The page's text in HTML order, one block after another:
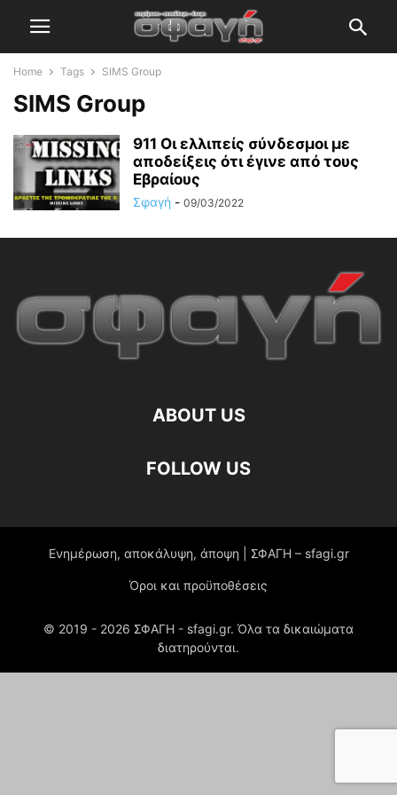
Home Tags SIMS Group
SIMS Group
911 Οι ελλιπείς σύνδεσμοι με
αποδείξεις ότι έγινε από τους
Εβραίους
Σφαγή - 09/03/2022
ABOUT US
FOLLOW US
Ενημέρωση, αποκάλυψη, άποψη | ΣΦΑΓΗ – sfagi.gr
Όροι και προϋποθέσεις
© 2019 - 2026 ΣΦΑΓΗ - sfagi.gr. Όλα τα δικαιώματα
διατηρούνται.